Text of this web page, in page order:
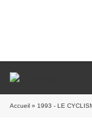
Accueil » 1993 - LE